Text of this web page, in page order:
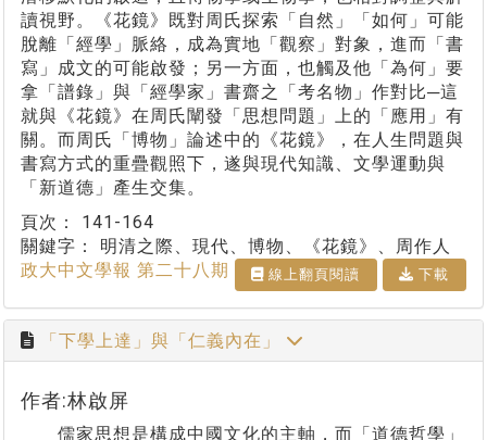
讀視野。《花鏡》既對周氏探索「自然」「如何」可能
脫離「經學」脈絡，成為實地「觀察」對象，進而「書
寫」成文的可能啟發；另一方面，也觸及他「為何」要
拿「譜錄」與「經學家」書齋之「考名物」作對比─這
就與《花鏡》在周氏闡發「思想問題」上的「應用」有
關。而周氏「博物」論述中的《花鏡》，在人生問題與
書寫方式的重疊觀照下，遂與現代知識、文學運動與
「新道德」產生交集。
頁次： 141-164
關鍵字： 明清之際、現代、博物、《花鏡》、周作人
政大中文學報 第二十八期
線上翻⾴閱讀 下載
「下學上達」與「仁義內在」
作者:林啟屏
儒家思想是構成中國文化的主軸，而「道德哲學」